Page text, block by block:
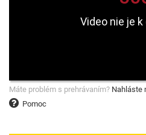
Pomoc
Máte problém s prehrávaním? Nahláste